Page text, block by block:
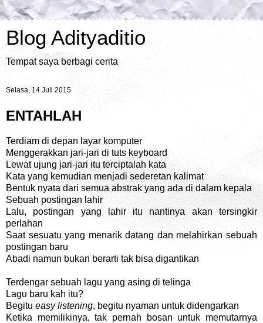
Blog Adityaditio
Tempat saya berbagi cerita
Selasa, 14 Juli 2015
ENTAHLAH
Terdiam di depan layar komputer
Menggerakkan jari-jari di tuts keyboard
Lewat ujung jari-jari itu terciptalah kata
Kata yang kemudian menjadi sederetan kalimat
Bentuk nyata dari semua abstrak yang ada di dalam kepala
Sebuah postingan lahir
Lalu, postingan yang lahir itu nantinya akan tersingkir
perlahan
Saat sesuatu yang menarik datang dan melahirkan sebuah
postingan baru
Abadi namun bukan berarti tak bisa digantikan
Terdengar sebuah lagu yang asing di telinga
Lagu baru kah itu?
Begitu easy listening, begitu nyaman untuk didengarkan
Ketika memilikinya, tak pernah bosan untuk memutarnya